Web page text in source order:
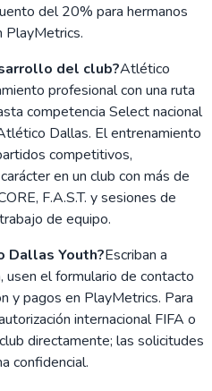
del 20% para hermanos
PlayMetrics.
del club?Atlético
profesional con una ruta
competencia Select nacional
Dallas. El entrenamiento
competitivos,
en un club con más de
F.A.S.T. y sesiones de
de equipo.
Dallas Youth?Escriban a
el formulario de contacto
y pagos en PlayMetrics. Para
internacional FIFA o
directamente; las solicitudes
confidencial.